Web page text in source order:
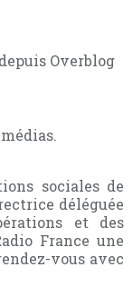
Overblog
sociales de
déléguée
et des
France une
vous avec